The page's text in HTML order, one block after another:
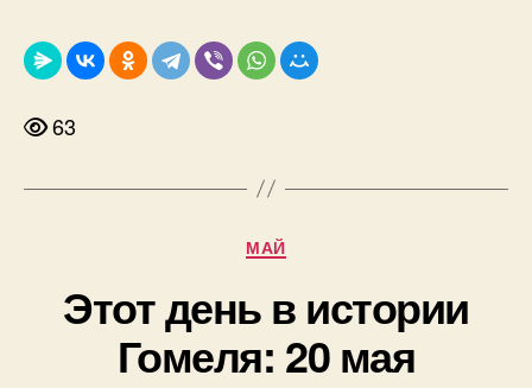
63
Рубрики
МАЙ
Этот день в истории
Гомеля: 20 мая